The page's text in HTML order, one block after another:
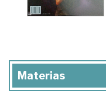
Materias